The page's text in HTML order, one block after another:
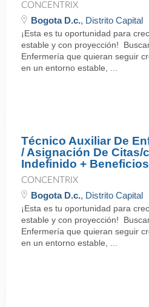
CONCENTRIX
Bogota D.c., Distrito Capital
¡Esta es tu oportunidad para
estable y con proyección!
Enfermería que quieran seguir
en un entorno estable, ...
Técnico Auxiliar De
/ Asignación De Citas/
Indefinido +
CONCENTRIX
Bogota D.c., Distrito Capital
¡Esta es tu oportunidad para
estable y con proyección!
Enfermería que quieran seguir
en un entorno estable, ...